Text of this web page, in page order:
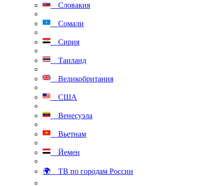
Словакия
Сомали
Сирия
Таиланд
Великобритания
США
Венесуэла
Вьетнам
Йемен
🌍 ТВ по городам России